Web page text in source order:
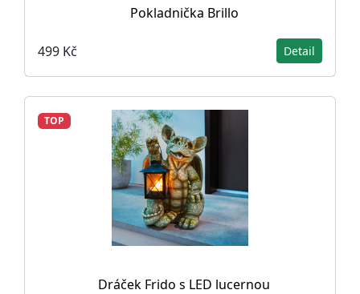
Pokladnička Brillo
499 Kč Detail
TOP
Dráček Frido s LED lucernou